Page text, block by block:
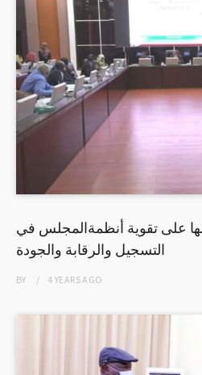
على تقوية أنظمةالمجلس في
التسجيل والرقابة والجودة
BY 4 YEARSAGO